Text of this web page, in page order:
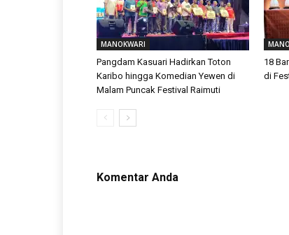
MANOKWARI
Pangdam Kasuari Hadirkan Toton
Karibo hingga Komedian Yewen di
Malam Puncak Festival Raimuti
18
di
Komentar Anda